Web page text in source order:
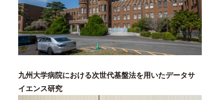
九州大学病院における次世代基盤法を用いたデータサ
イエンス研究